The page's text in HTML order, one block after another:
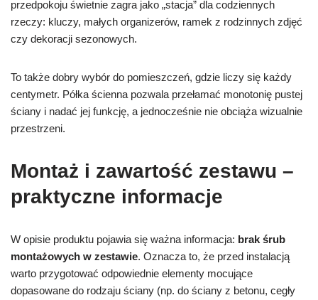
przedpokoju świetnie zagra jako „stacja” dla codziennych
rzeczy: kluczy, małych organizerów, ramek z rodzinnych zdjęć
czy dekoracji sezonowych.
To także dobry wybór do pomieszczeń, gdzie liczy się każdy
centymetr. Półka ścienna pozwala przełamać monotonię pustej
ściany i nadać jej funkcję, a jednocześnie nie obciąża wizualnie
przestrzeni.
Montaż i zawartość zestawu –
praktyczne informacje
W opisie produktu pojawia się ważna informacja: brak śrub
montażowych w zestawie. Oznacza to, że przed instalacją
warto przygotować odpowiednie elementy mocujące
dopasowane do rodzaju ściany (np. do ściany z betonu, cegły